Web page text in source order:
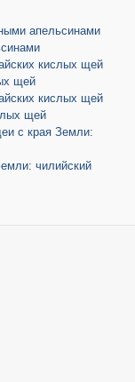
апельсинами
кислых щей
щей
кислых щей
щей
с края Земли:
чилийский